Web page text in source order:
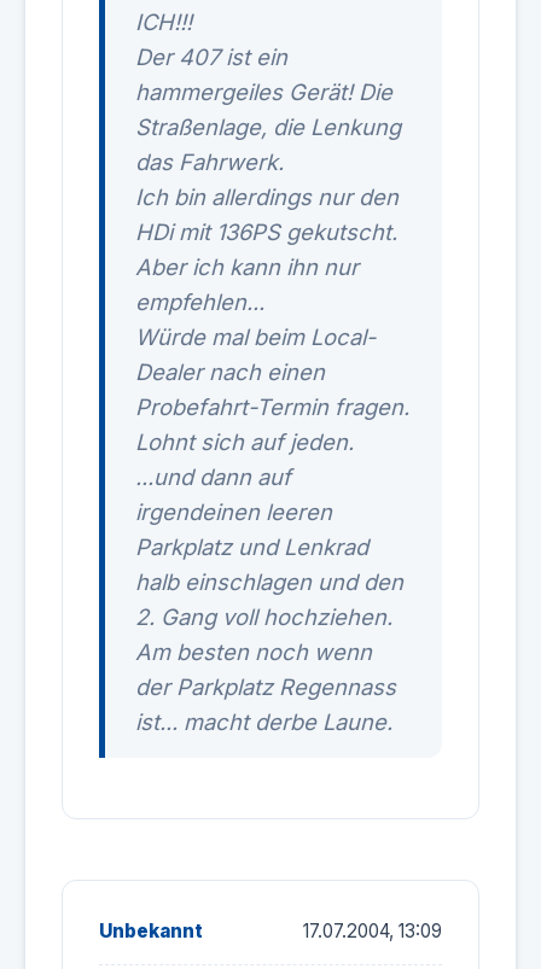
ICH!!!
Der 407 ist ein
hammergeiles Gerät! Die
Straßenlage, die Lenkung
das Fahrwerk.
Ich bin allerdings nur den
HDi mit 136PS gekutscht.
Aber ich kann ihn nur
empfehlen...
Würde mal beim Local-
Dealer nach einen
Probefahrt-Termin fragen.
Lohnt sich auf jeden.
...und dann auf
irgendeinen leeren
Parkplatz und Lenkrad
halb einschlagen und den
2. Gang voll hochziehen.
Am besten noch wenn
der Parkplatz Regennass
ist... macht derbe Laune.
Unbekannt 17.07.2004, 13:09